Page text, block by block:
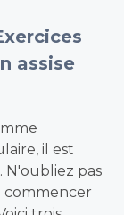
assise
il est
pas
commencer